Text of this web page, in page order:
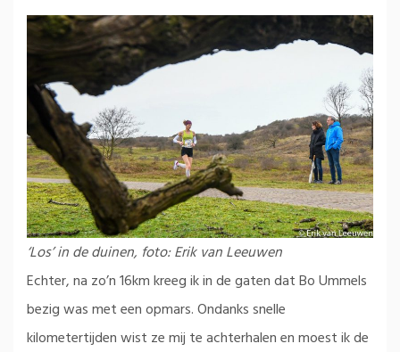
‘Los’ in de duinen, foto: Erik van Leeuwen
Echter, na zo’n 16km kreeg ik in de gaten dat Bo Ummels
bezig was met een opmars. Ondanks snelle
kilometertijden wist ze mij te achterhalen en moest ik de